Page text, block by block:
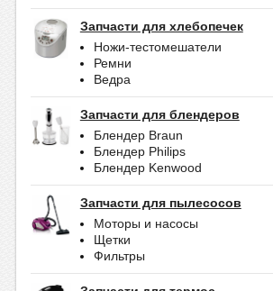
Запчасти для хлебопечек
Ножи-тестомешатели
Ремни
Ведра
Запчасти для блендеров
Блендер Braun
Блендер Philips
Блендер Kenwood
Запчасти для пылесосов
Моторы и насосы
Щетки
Фильтры